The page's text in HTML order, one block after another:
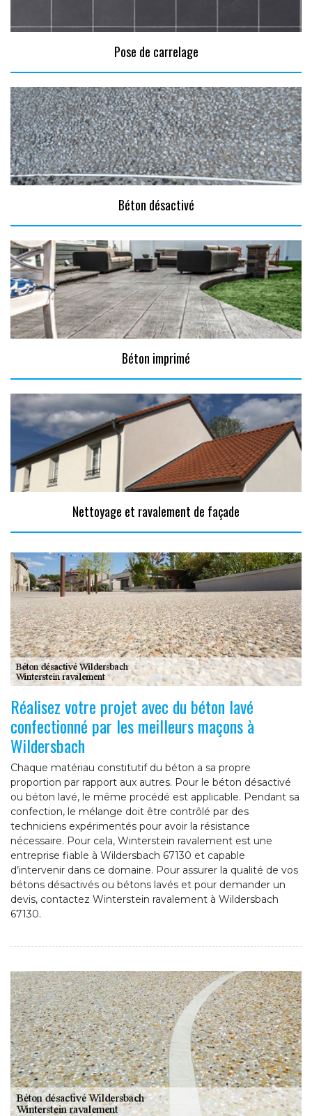
Pose de carrelage
Béton désactivé
Béton imprimé
Nettoyage et ravalement de façade
Réalisez votre projet avec du béton lavé
confectionné par les meilleurs maçons à
Wildersbach
Chaque matériau constitutif du béton a sa propre
proportion par rapport aux autres. Pour le béton désactivé
ou béton lavé, le même procédé est applicable. Pendant sa
confection, le mélange doit être contrôlé par des
techniciens expérimentés pour avoir la résistance
nécessaire. Pour cela, Winterstein ravalement est une
entreprise fiable à Wildersbach 67130 et capable
d’intervenir dans ce domaine. Pour assurer la qualité de vos
bétons désactivés ou bétons lavés et pour demander un
devis, contactez Winterstein ravalement à Wildersbach
67130.